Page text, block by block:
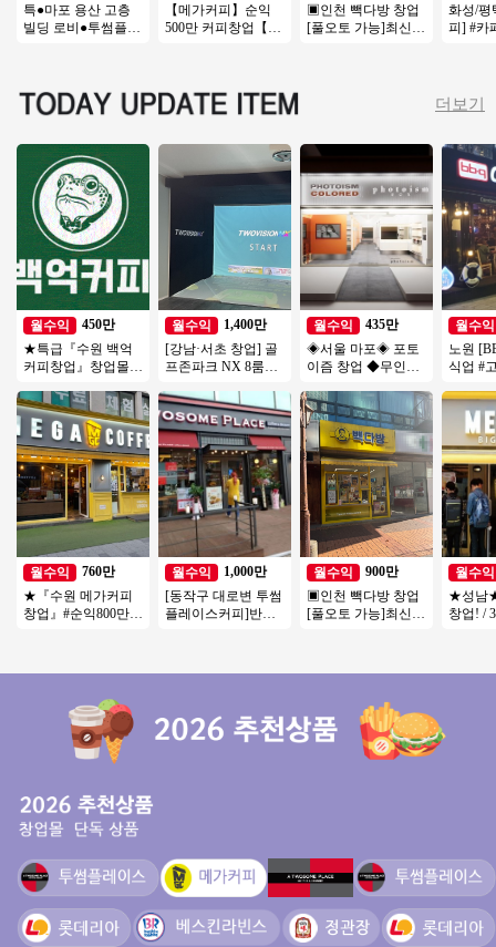
특●마포 용산 고층
빌딩 로비●투썸플레
【메가커피】순익
500만 커피창업【인
▣인천 빽다방 창업
[풀오토 가능]최신
화성/평
피] #카
더보기
월수익
450만
★특급『수원 백억
커피창업』창업몰추
만 창업비용 1억미만
월수익
760만
★『수원 메가커피
창업』#순익800만#
월수익
1,400만
[강남·서초 창업] 골
프존파크 NX 8룸｜
리금 1억 7천
월수익
1,000만
[동작구 대로변 투썸
플레이스커피]반오
월수익
435만
◈서울 마포◈ 포토
이즘 창업 ◆무인사
업/초보창업/직장인
창업/여성창업
월수익
900만
▣인천 빽다방 창업
[풀오토 가능]최신
월수익
노원
식업 #
업 #치
월수익
★성남
창업! /